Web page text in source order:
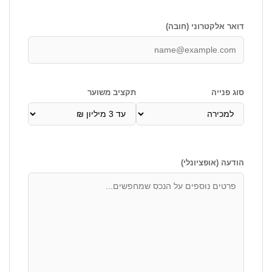
דואר אלקטרוני (חובה)
סוג פנייה תקציב משוער
הודעה (אופציונלי)